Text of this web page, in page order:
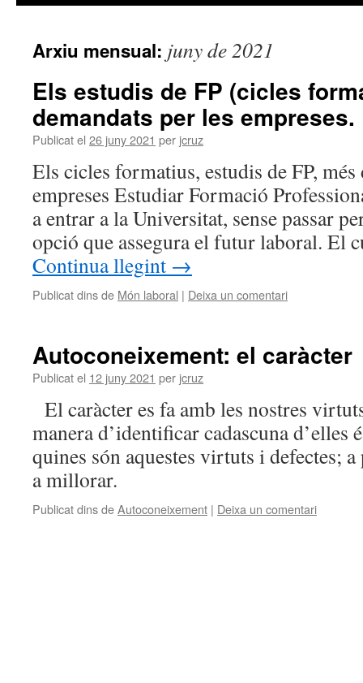
Arxiu mensual: juny de 2021
Els estudis de FP (cicles
demandats per les empreses.
Publicat el 26 juny 2021 per jcruz
Els cicles formatius, estudis de FP, més
empreses Estudiar Formació
a entrar a la Universitat, sense passar
opció que assegura el futur laboral. El
Continua llegint →
Publicat dins de Món laboral | Deixa un comentari
Autoconeixement: el caràcter
Publicat el 12 juny 2021 per jcruz
El caràcter es fa amb les nostres
manera d’identificar cadascuna d’elles
quines són aquestes virtuts i defectes;
a millorar.
Publicat dins deAutoconeixement | Deixa un comentari